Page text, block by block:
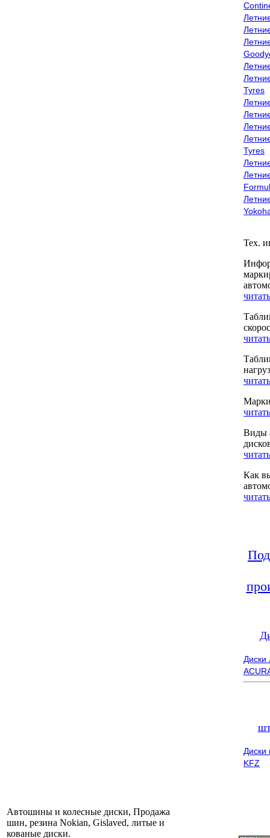
Tyres
Tyres
Тех.
Виды
Как
Диски
KFZ
Автошины и колесные диски, Продажа
шин, резина Nokian, Gislaved, литые и
кованые диски.